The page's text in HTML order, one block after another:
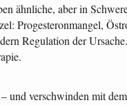
ähnliche, aber in
Progesteronmangel,
Regulation der
und verschwinden mit